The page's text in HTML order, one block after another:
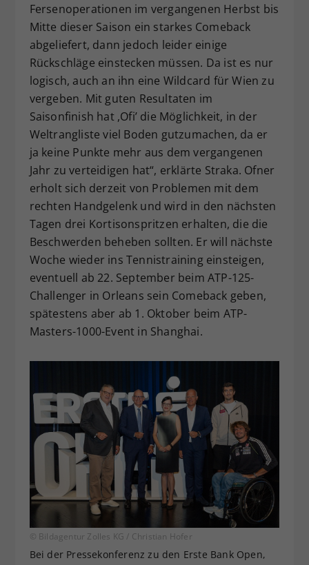
Fersenoperationen im vergangenen Herbst bis
Mitte dieser Saison ein starkes Comeback
abgeliefert, dann jedoch leider einige
Rückschläge einstecken müssen. Da ist es nur
logisch, auch an ihn eine Wildcard für Wien zu
vergeben. Mit guten Resultaten im
Saisonfinish hat ,Ofi’ die Möglichkeit, in der
Weltrangliste viel Boden gutzumachen, da er
ja keine Punkte mehr aus dem vergangenen
Jahr zu verteidigen hat“, erklärte Straka. Ofner
erholt sich derzeit von Problemen mit dem
rechten Handgelenk und wird in den nächsten
Tagen drei Kortisonspritzen erhalten, die die
Beschwerden beheben sollten. Er will nächste
Woche wieder ins Tennistraining einsteigen,
eventuell ab 22. September beim ATP-125-
Challenger in Orleans sein Comeback geben,
spätestens aber ab 1. Oktober beim ATP-
Masters-1000-Event in Shanghai.
© Bildagentur Zolles KG / Christian Hofer
Bei der Pressekonferenz zu den Erste Bank Open,